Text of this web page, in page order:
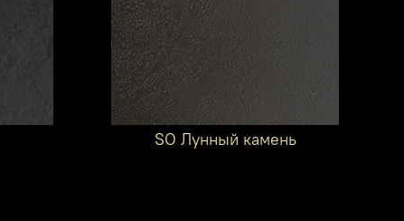
SO Лунный камень